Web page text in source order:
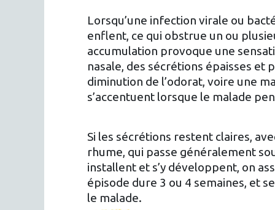
Lorsqu’une infection virale ou
enflent, ce qui obstrue un ou
accumulation provoque une
nasale, des sécrétions épaisses
diminution de l’odorat, voire une
s’accentuent lorsque le malade
Si les sécrétions restent claires,
rhume, qui passe généralement
installent et s’y développent, on
épisode dure 3 ou 4 semaines, et
le malade.